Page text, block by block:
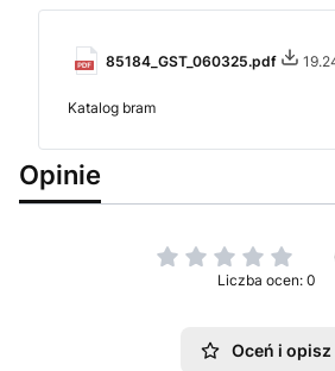
85184_GST_060325.pdf
Katalog bram
Opinie
Liczba ocen: 0
Oceń i opisz